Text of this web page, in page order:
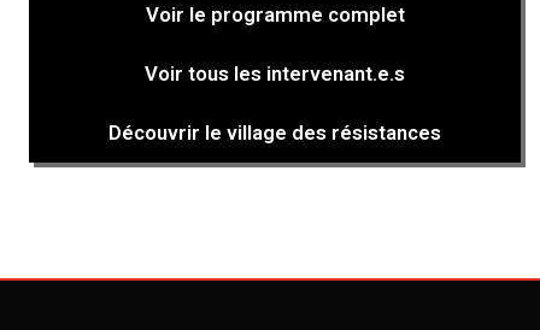
Voir le programme complet
Voir tous les intervenant.e.s
Découvrir le village des résistances